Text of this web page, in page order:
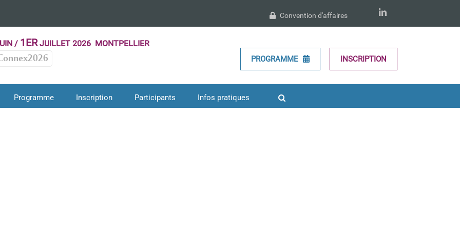
LinkedIn
Convention d'affaires
/ 1ERJUILLET 2026 MONTPELLIER
PROGRAMME INSCRIPTION
Programme Inscription Participants Infos pratiques